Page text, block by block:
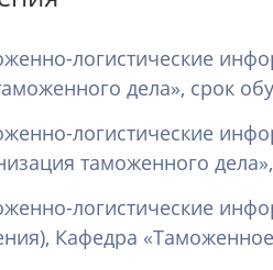
логистические
дела», срок
логистические
таможенного
логистические
Кафедра